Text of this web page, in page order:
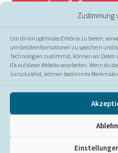
Zustimmung
Um dir ein optimales Erlebnis zu bieten,
um Geräteinformationen zu speichern und/
Technologien zustimmst, können wir Daten
IDs auf dieser Website verarbeiten. Wenn du
zurückziehst, können bestimmte
Presse//Kontakt//